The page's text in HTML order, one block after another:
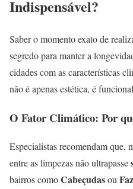
Indispensável?
Saber o momento exato de
segredo para manter a
cidades com as características
não é apenas estética, é
O Fator Climático: Por
Especialistas recomendam que,
entre as limpezas não ultrapasse
bairros comoCabeçudasou